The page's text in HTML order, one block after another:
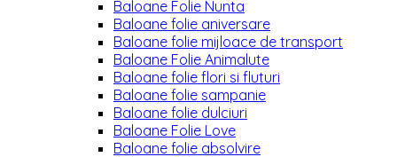
Baloane Folie Nunta
Baloane folie aniversare
Baloane folie mijloace de transport
Baloane Folie Animalute
Baloane folie flori si fluturi
Baloane folie sampanie
Baloane folie dulciuri
Baloane Folie Love
Baloane folie absolvire